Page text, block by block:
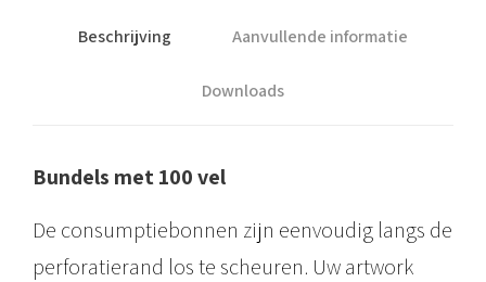
b
o
n
Beschrijving Aanvullende informatie
Downloads
Bundels met 100 vel
De consumptiebonnen zijn eenvoudig langs de
perforatierand los te scheuren. Uw artwork